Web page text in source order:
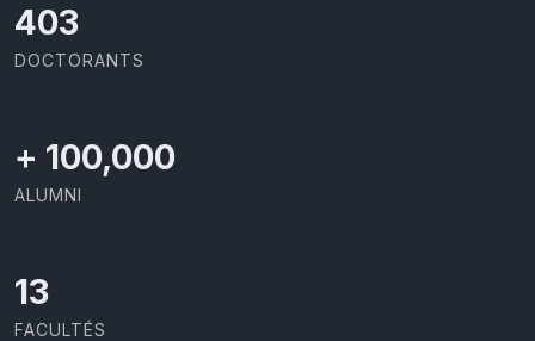
437
DOCTORANTS
+ 100,000
ALUMNI
13
FACULTÉS